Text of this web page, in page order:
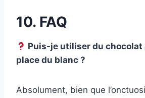
10. FAQ
Puis-je utiliser du chocolat
place du blanc ?
Absolument, bien que